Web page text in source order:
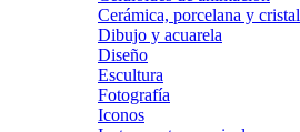
Cerámica, porcelana y cristal
Dibujo y acuarela
Diseño
Escultura
Fotografía
Iconos